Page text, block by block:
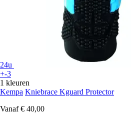
24u
+-3
1 kleuren
Kempa Kniebrace Kguard Protector
Vanaf € 40,00